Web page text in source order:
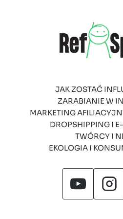
JAK ZOSTAĆ
ZARABIANIE W
MARKETING
DROPSHIPPING I
TWÓRCY I
EKOLOGIA I